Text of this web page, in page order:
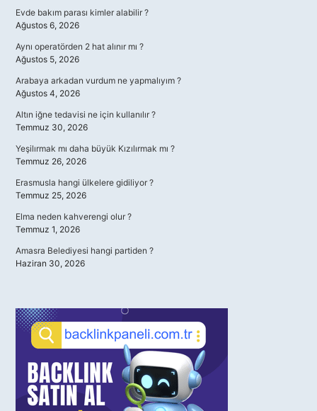
Evde bakım parası kimler alabilir ?
Ağustos 6, 2026
Aynı operatörden 2 hat alınır mı ?
Ağustos 5, 2026
Arabaya arkadan vurdum ne yapmalıyım ?
Ağustos 4, 2026
Altın iğne tedavisi ne için kullanılır ?
Temmuz 30, 2026
Yeşilırmak mı daha büyük Kızılırmak mı ?
Temmuz 26, 2026
Erasmusla hangi ülkelere gidiliyor ?
Temmuz 25, 2026
Elma neden kahverengi olur ?
Temmuz 1, 2026
Amasra Belediyesi hangi partiden ?
Haziran 30, 2026